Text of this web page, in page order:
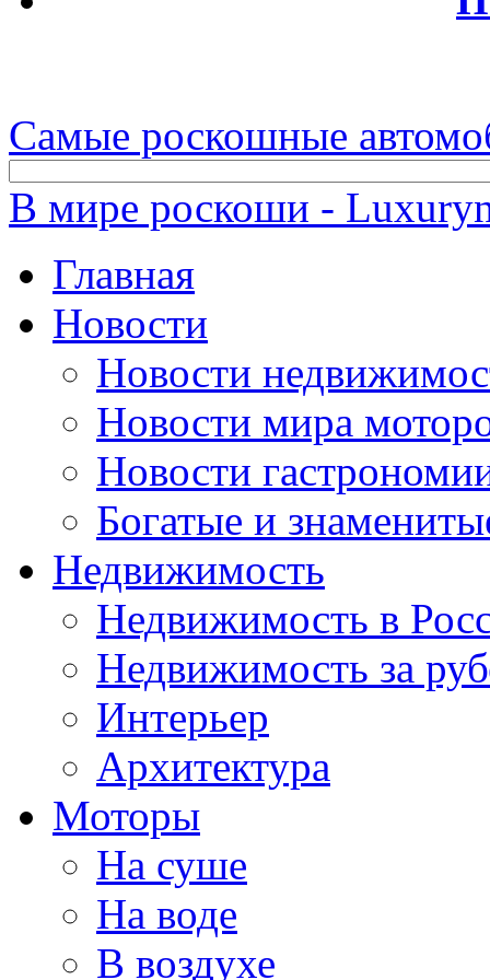
Самые роскошные
В мире роскоши -
Главная
Новости
Новости
Новости мира
Новости
Богатые и
Недвижимость
Недвижимость в
Недвижимость за
Интерьер
Архитектура
Моторы
На суше
На воде
В воздухе